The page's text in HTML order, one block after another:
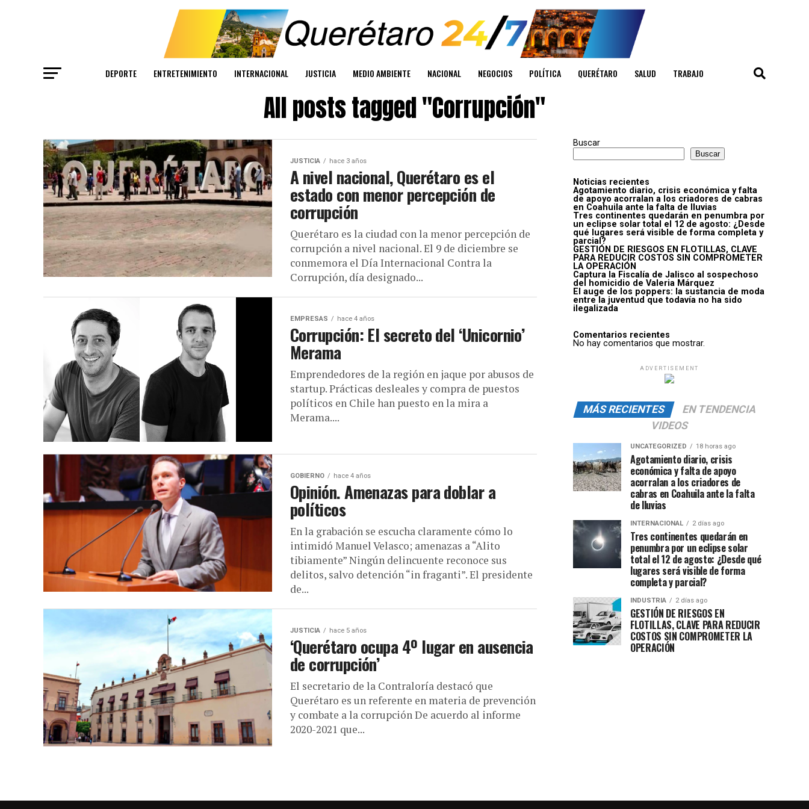
DEPORTE ENTRETENIMIENTO INTERNACIONAL JUSTICIA MEDIO AMBIENTE NACIONAL NEGOCIOS POLÍTICA QUERÉTARO SALUD TRABAJO
All posts tagged "Corrupción"
JUSTICIA hace 3 años
A nivel nacional, Querétaro es el
estado con menor percepción de
corrupción
Querétaro es la ciudad con la menor percepción de
corrupción a nivel nacional. El 9 de diciembre se
conmemora el Día Internacional Contra la
Corrupción, día designado...
EMPRESAS hace 4 años
Corrupción: El secreto del ‘Unicornio’
Merama
Emprendedores de la región en jaque por abusos de
startup. Prácticas desleales y compra de puestos
políticos en Chile han puesto en la mira a
Merama....
GOBIERNO hace 4 años
Opinión. Amenazas para doblar a
políticos
En la grabación se escucha claramente cómo lo
intimidó Manuel Velasco; amenazas a “Alito
tibiamente” Ningún delincuente reconoce sus
delitos, salvo detención “in fraganti”. El presidente
de...
JUSTICIA hace 5 años
‘Querétaro ocupa 4º lugar en ausencia
de corrupción’
El secretario de la Contraloría destacó que
Querétaro es un referente en materia de prevención
y combate a la corrupción De acuerdo al informe
2020-2021 que...
Buscar
Buscar
Noticias recientes
Agotamiento diario, crisis económica y falta
de apoyo acorralan a los criadores de cabras
en Coahuila ante la falta de lluvias
Tres continentes quedarán en penumbra por
un eclipse solar total el 12 de agosto: ¿Desde
qué lugares será visible de forma completa y
parcial?
GESTIÓN DE RIESGOS EN FLOTILLAS, CLAVE
PARA REDUCIR COSTOS SIN COMPROMETER
LA OPERACIÓN
Captura la Fiscalía de Jalisco al sospechoso
del homicidio de Valeria Márquez
El auge de los poppers: la sustancia de moda
entre la juventud que todavía no ha sido
ilegalizada
Comentarios recientes
No hay comentarios que mostrar.
ADVERTISEMENT
MÁS RECIENTES
EN TENDENCIA
VIDEOS
UNCATEGORIZED 18 horas ago
Agotamiento diario, crisis
económica y falta de apoyo
acorralan a los criadores de
cabras en Coahuila ante la falta
de lluvias
INTERNACIONAL 2 días ago
Tres continentes quedarán en
penumbra por un eclipse solar
total el 12 de agosto: ¿Desde qué
lugares será visible de forma
completa y parcial?
INDUSTRIA 2 días ago
GESTIÓN DE RIESGOS EN
FLOTILLAS, CLAVE PARA REDUCIR
COSTOS SIN COMPROMETER LA
OPERACIÓN